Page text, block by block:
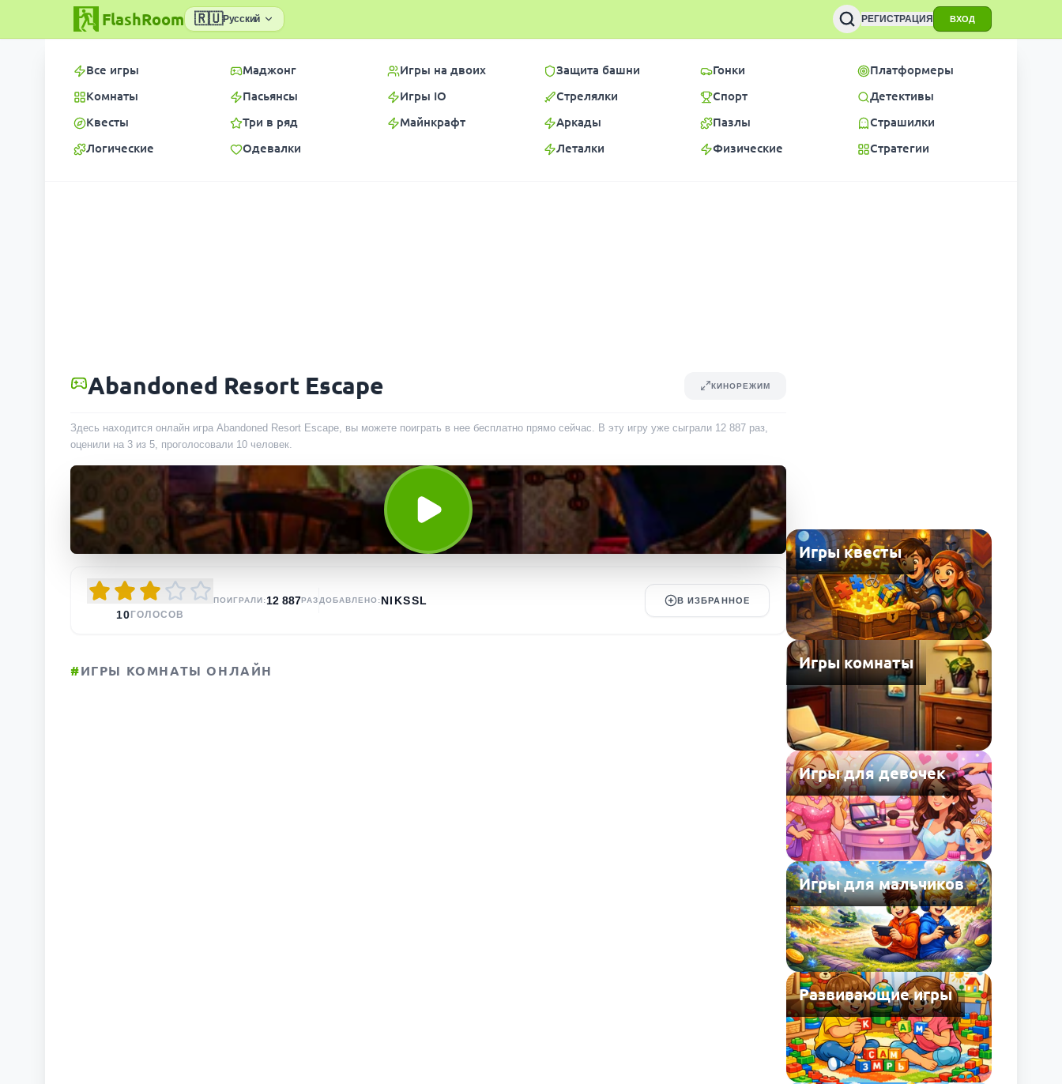
FlashRoom 🇷🇺Русский РЕГИСТРАЦИЯ ВХОД
Все игры
Комнаты
Квесты
Логические
Маджонг
Пасьянсы
Три в ряд
Одевалки
Игры на двоих
Игры IO
Майнкрафт
Защита башни
Стрелялки
Аркады
Леталки
Гонки
Спорт
Пазлы
Физические
Платформеры
Детективы
Страшилки
Стратегии
Abandoned Resort Escape КИНОРЕЖИМ
Здесь находится онлайн игра Abandoned Resort Escape, вы можете поиграть в нее бесплатно прямо сейчас. В эту игру уже сыграли 12 887 раз,
оценили на 3 из 5, проголосовали 10 человек.
10 ГОЛОСОВ
ПОИГРАЛИ:12 887РАЗ ДОБАВЛЕНО:NIKSSL В ИЗБРАННОЕ
#ИГРЫ КОМНАТЫ ОНЛАЙН
Игры квесты
Игры комнаты
Игры для девочек
Игры для мальчиков
Развивающие игры